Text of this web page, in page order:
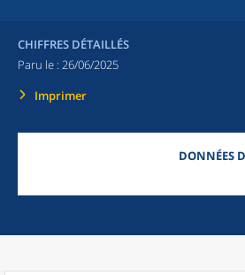
CHIFFRES DÉTAILLÉS
Paru le : 26/06/2025
Imprimer
DONNÉES